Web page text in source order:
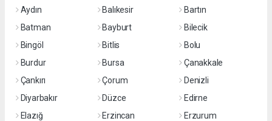
Aydın
Balıkesir
Bartın
Batman
Bayburt
Bilecik
Bingöl
Bitlis
Bolu
Burdur
Bursa
Çanakkale
Çankırı
Çorum
Denizli
Diyarbakır
Düzce
Edirne
Elazığ
Erzincan
Erzurum